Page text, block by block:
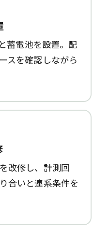
蓄電池を設置。配
スを確認しながら
改修し、計測回
合いと連系条件を